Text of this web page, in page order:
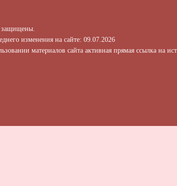
защищены.
изменения на сайте: 09.07.2026
материалов сайта активная прямая ссылка на